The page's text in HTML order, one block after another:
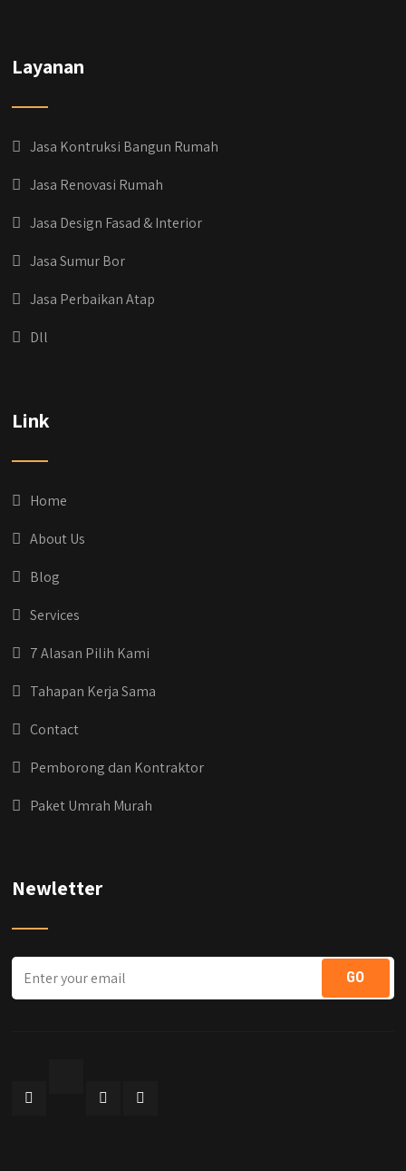
#jasarenovasirumahbekasi
#kontraktorbangunanjabodetabek
Layanan
Jasa Kontruksi Bangun Rumah
Jasa Renovasi Rumah
Jasa Design Fasad & Interior
Jasa Sumur Bor
Jasa Perbaikan Atap
Dll
Link
Home
About Us
Blog
Services
7 Alasan Pilih Kami
Tahapan Kerja Sama
Contact
Pemborong dan Kontraktor
Paket Umrah Murah
Newletter